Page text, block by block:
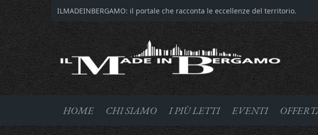
ILMADEINBERGAMO: il portale che racconta le eccellenze del territorio.
HOME CHI SIAMO I PIÙ LETTI EVENTI